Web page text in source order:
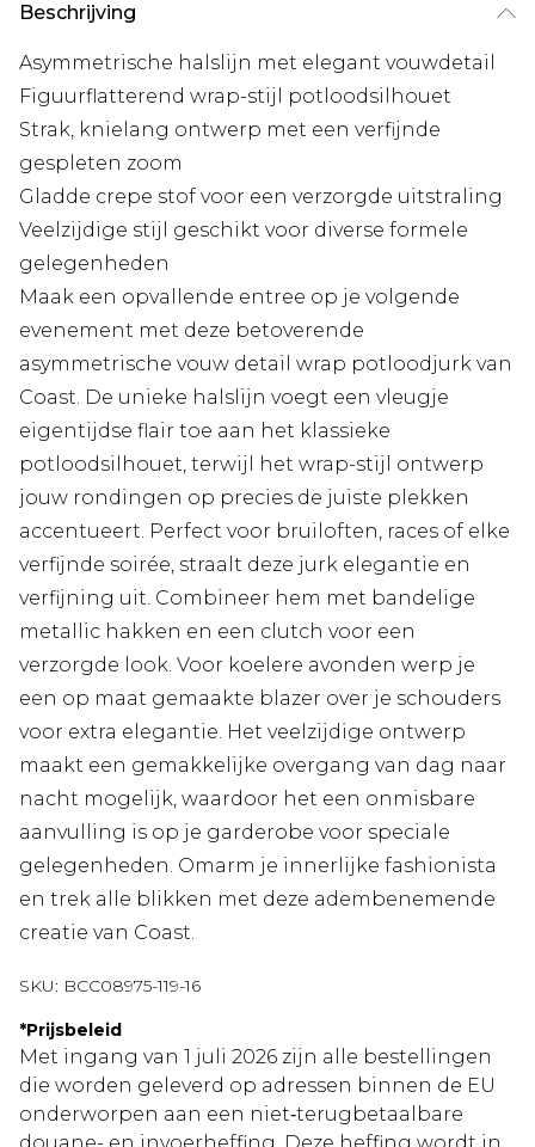
Beschrijving
Asymmetrische halslijn met elegant vouwdetail
Figuurflatterend wrap-stijl potloodsilhouet
Strak, knielang ontwerp met een verfijnde
gespleten zoom
Gladde crepe stof voor een verzorgde uitstraling
Veelzijdige stijl geschikt voor diverse formele
gelegenheden
Maak een opvallende entree op je volgende
evenement met deze betoverende
asymmetrische vouw detail wrap potloodjurk van
Coast. De unieke halslijn voegt een vleugje
eigentijdse flair toe aan het klassieke
potloodsilhouet, terwijl het wrap-stijl ontwerp
jouw rondingen op precies de juiste plekken
accentueert. Perfect voor bruiloften, races of elke
verfijnde soirée, straalt deze jurk elegantie en
verfijning uit. Combineer hem met bandelige
metallic hakken en een clutch voor een
verzorgde look. Voor koelere avonden werp je
een op maat gemaakte blazer over je schouders
voor extra elegantie. Het veelzijdige ontwerp
maakt een gemakkelijke overgang van dag naar
nacht mogelijk, waardoor het een onmisbare
aanvulling is op je garderobe voor speciale
gelegenheden. Omarm je innerlijke fashionista
en trek alle blikken met deze adembenemende
creatie van Coast.
SKU: BCC08975-119-16
*Prijsbeleid
Met ingang van 1 juli 2026 zijn alle bestellingen
die worden geleverd op adressen binnen de EU
onderworpen aan een niet‑terugbetaalbare